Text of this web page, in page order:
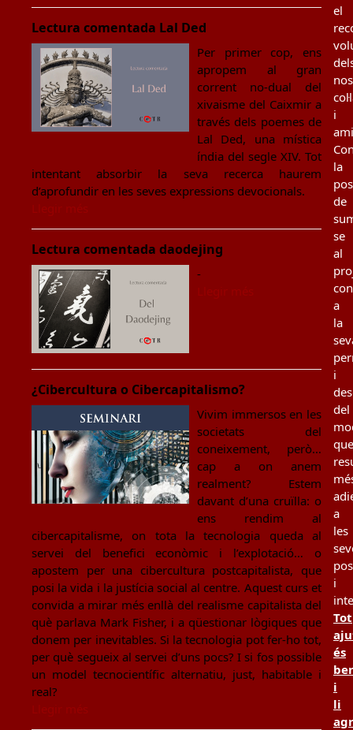
Lectura comentada Lal Ded
Per primer cop, ens
apropem al gran
corrent no-dual del
xivaisme del Caixmir a
través dels poemes de
Lal Ded, una mística
índia del segle XIV. Tot
intentant absorbir la seva recerca haurem
d’aprofundir en les seves expressions devocionals.
Lectura comentada daodejing
-
¿Cibercultura o Cibercapitalismo?
Vivim immersos en les
societats del
coneixement, però…
cap a on anem
realment? Estem
davant d’una cruïlla: o
ens rendim al
cibercapitalisme, on tota la tecnologia queda al
servei del benefici econòmic i l’explotació… o
apostem per una cibercultura postcapitalista, que
posi la vida i la justícia social al centre. Aquest curs et
convida a mirar més enllà del realisme capitalista del
què parlava Mark Fisher, i a qüestionar lògiques que
donem per inevitables. Si la tecnologia pot fer-ho tot,
per què segueix al servei d’uns pocs? I si fos possible
un model tecnocientífic alternatiu, just, habitable i
real?
el
i
la
de
se
al
a
la
i
del
que
a
les
i
Tot
és
i
li